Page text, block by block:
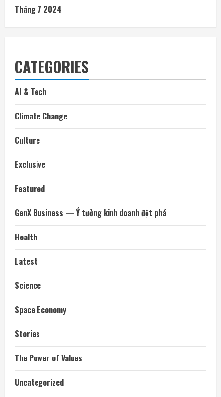
Tháng 7 2024
CATEGORIES
AI & Tech
Climate Change
Culture
Exclusive
Featured
GenX Business — Ý tưởng kinh doanh đột phá
Health
Latest
Science
Space Economy
Stories
The Power of Values
Uncategorized